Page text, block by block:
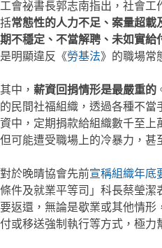
工會祕書長郭志南指出，社會
括常態性的人力不足、案量超載
期不穩定、不當解聘、未如實給
是明顯違反《勞基法》的職場常
其中， 薪資回捐情形是最嚴重的
的民間社福組織，透過各種不
資中，定期捐款給組織數千至上
但可能遭受職場上的冷暴力，甚
對於晚晴協會先前宣稱組織年底
條件及就業平等司」科長蔡瑩潔
要返還，無論是歇業或其他情形
付或移送強制執行等方式，極力